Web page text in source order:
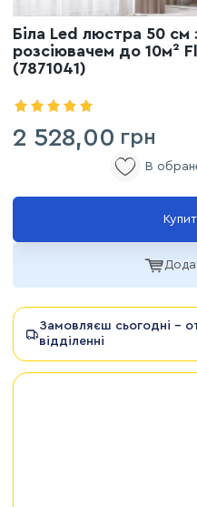
Біла Led люстра 50 см
розсіювачем до 10м²
(7871041)
2 528,00 грн
Замовляєш сьогодні -
відділенні